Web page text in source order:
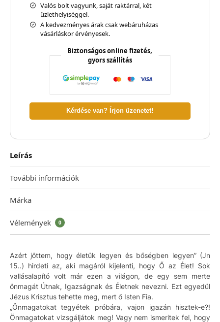
Valós bolt vagyunk, saját raktárral, két
üzlethelyiséggel.
A kedvezményes árak csak webáruházas
vásárláskor érvényesek.
Biztonságos online fizetés,
gyors szállítás
Kérdése van? Írjon üzenetet!
Leírás
További információk
Márka
Vélemények 0
Azért jöttem, hogy életük legyen és bőségben legyen” (Jn
15..) hirdeti az, aki magáról kijelenti, hogy Ő az Élet! Sok
vallásalapító volt már ezen a világon, de egy sem merte
önmagát Útnak, Igazságnak és Életnek nevezni. Ezt egyedül
Jézus Krisztus tehette meg, mert ő Isten Fia.
„Önmagatokat tegyétek próbára, vajon igazán hisztek-e?!
Önmagatokat vizsgáljátok meg! Vagy nem ismeritek fel, hogy